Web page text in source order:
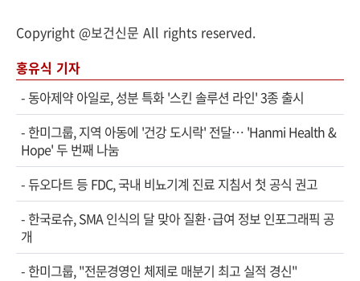
Copyright @보건신문 All rights reserved.
홍유식 기자
-동아제약 아일로, 성분 특화 '스킨 솔루션 라인' 3종 출시
- 한미그룹, 지역 아동에 '건강 도시락' 전달… 'Hanmi Health &
Hope' 두 번째 나눔
-듀오다트 등 FDC, 국내 비뇨기계 진료 지침서 첫 공식 권고
- 한국로슈, SMA 인식의 달 맞아 질환·급여 정보 인포그래픽 공
개
- 한미그룹, "전문경영인 체제로 매분기 최고 실적 경신"